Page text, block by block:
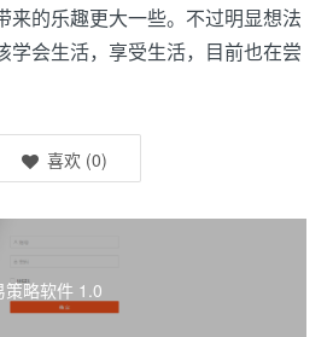
来的乐趣更大一些。不过明显想法
学会生活，享受生活，目前也在尝
喜欢 (0)
策略软件 1.0